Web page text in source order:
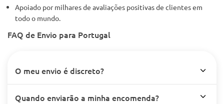
Apoiado por milhares de avaliações positivas de clientes em
todo o mundo.
FAQ de Envio para Portugal
O meu envio é discreto?
Quando enviarão a minha encomenda?